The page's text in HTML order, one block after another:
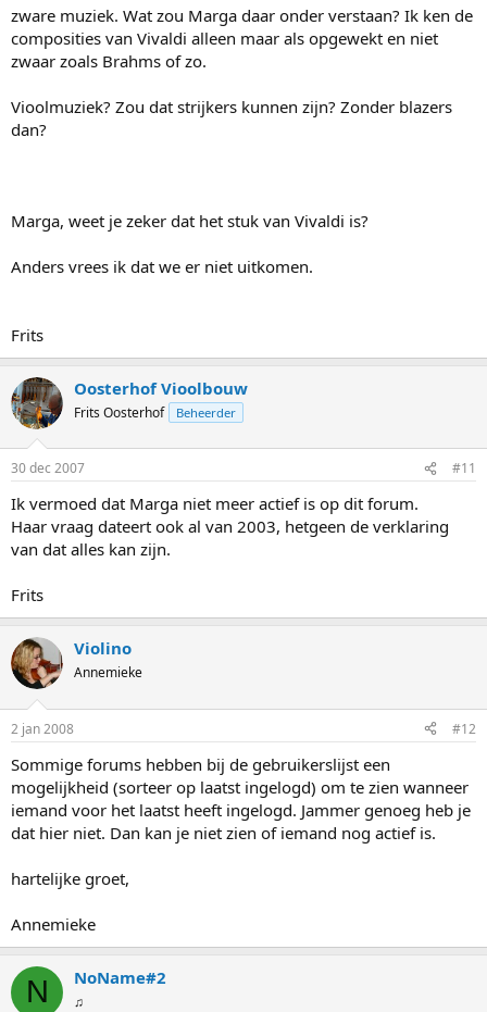
zware muziek. Wat zou Marga daar onder verstaan? Ik ken de
composities van Vivaldi alleen maar als opgewekt en niet
zwaar zoals Brahms of zo.
Vioolmuziek? Zou dat strijkers kunnen zijn? Zonder blazers
dan?
Marga, weet je zeker dat het stuk van Vivaldi is?
Anders vrees ik dat we er niet uitkomen.
Frits
Oosterhof Vioolbouw
Frits Oosterhof Beheerder
30 dec 2007 #11
Ik vermoed dat Marga niet meer actief is op dit forum.
Haar vraag dateert ook al van 2003, hetgeen de verklaring
van dat alles kan zijn.
Frits
Violino
Annemieke
2 jan 2008 #12
Sommige forums hebben bij de gebruikerslijst een
mogelijkheid (sorteer op laatst ingelogd) om te zien wanneer
iemand voor het laatst heeft ingelogd. Jammer genoeg heb je
dat hier niet. Dan kan je niet zien of iemand nog actief is.
hartelijke groet,
Annemieke
N NoName#2
♫